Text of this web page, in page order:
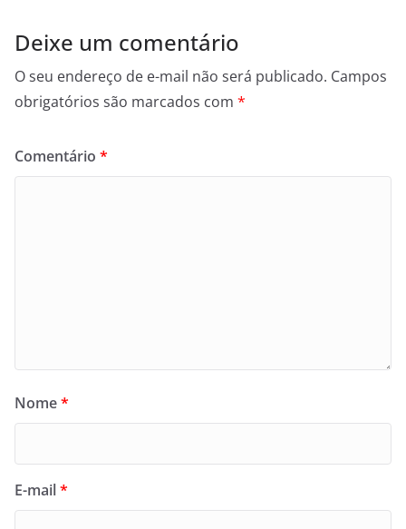
k
Deixe um comentário
O seu endereço de e-mail não será publicado. Campos
obrigatórios são marcados com *
Comentário *
Nome*
E-mail*